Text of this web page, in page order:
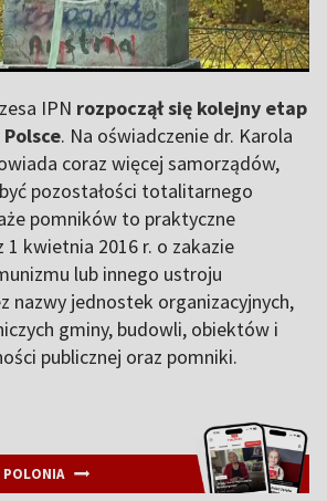
IPN rozpoczął się kolejny etap
. Na oświadczenie dr. Karola
coraz więcej samorządów,
pozostałości totalitarnego
pomników to praktyczne
1 kwietnia 2016 r. o zakazie
lub innego ustroju
nazwy jednostek organizacyjnych,
gminy, budowli, obiektów i
publicznej oraz pomniki.
POLONIA